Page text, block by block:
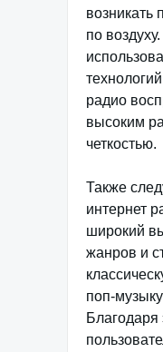
возникать
по
радио
высоким
четкостью.
Также
интернет
широкий
жанров и
поп-
Благодаря